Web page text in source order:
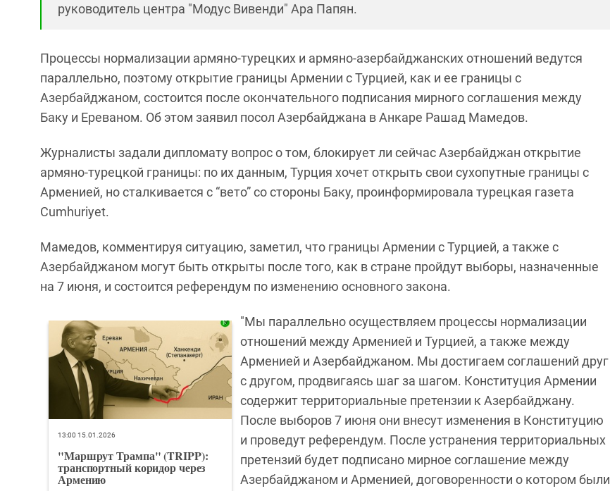
руководитель центра "Модус Вивенди" Ара Папян.
Процессы нормализации армяно-турецких и армяно-азербайджанских отношений ведутся
параллельно, поэтому открытие границы Армении с Турцией, как и ее границы с
Азербайджаном, состоится после окончательного подписания мирного соглашения между
Баку и Ереваном. Об этом заявил посол Азербайджана в Анкаре Рашад Мамедов.
Журналисты задали дипломату вопрос о том, блокирует ли сейчас Азербайджан открытие
армяно-турецкой границы: по их данным, Турция хочет открыть свои сухопутные границы с
Арменией, но сталкивается с “вето” со стороны Баку, проинформировала турецкая газета
Cumhuriyet.
Мамедов, комментируя ситуацию, заметил, что границы Армении с Турцией, а также с
Азербайджаном могут быть открыты после того, как в стране пройдут выборы, назначенные
на 7 июня, и состоится референдум по изменению основного закона.
13:00 15.01.2026
"Маршрут Трампа" (TRIPP):
транспортный коридор через
Армению
"Мы параллельно осуществляем процессы нормализации
отношений между Арменией и Турцией, а также между
Арменией и Азербайджаном. Мы достигаем соглашений друг
с другом, продвигаясь шаг за шагом. Конституция Армении
содержит территориальные претензии к Азербайджану.
После выборов 7 июня они внесут изменения в Конституцию
и проведут референдум. После устранения территориальных
претензий будет подписано мирное соглашение между
Азербайджаном и Арменией, договоренности о котором были